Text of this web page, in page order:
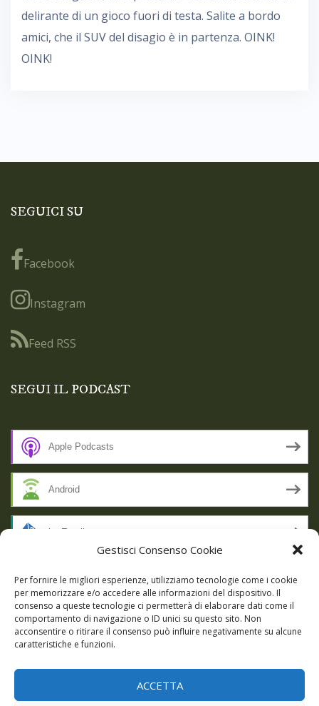
Gestisci Consenso Cookie
Per fornire le migliori esperienze, utilizziamo tecnologie come i cookie
per memorizzare e/o accedere alle informazioni del dispositivo. Il
consenso a queste tecnologie ci permetterà di elaborare dati come il
comportamento di navigazione o ID unici su questo sito. Non
acconsentire o ritirare il consenso può influire negativamente su alcune
caratteristiche e funzioni.
ACCETTA
delirante di un gioco fuori di testa. Salite a bordo
amici, che il SUV del disagio è in partenza. OINK!
OINK!
SEGUICI SU
Facebook
Instagram
Feed RSS
SEGUI IL PODCAST
Apple Podcasts
Android
by Email
RSS
SSL SECURE